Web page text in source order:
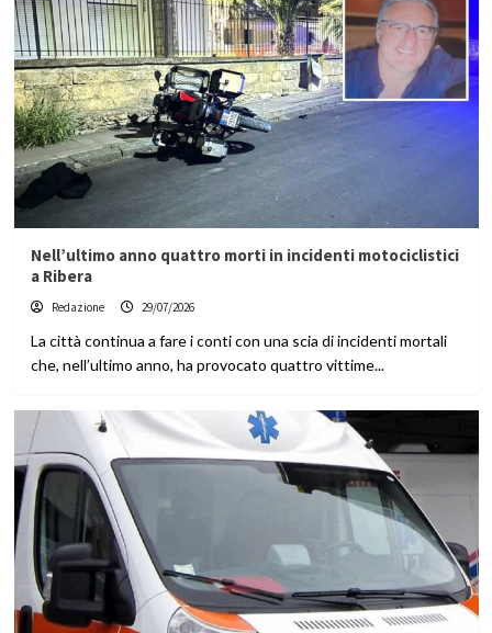
Nell’ultimo anno quattro morti in incidenti motociclistici
a Ribera
Redazione 29/07/2026
La città continua a fare i conti con una scia di incidenti mortali
che, nell’ultimo anno, ha provocato quattro vittime...